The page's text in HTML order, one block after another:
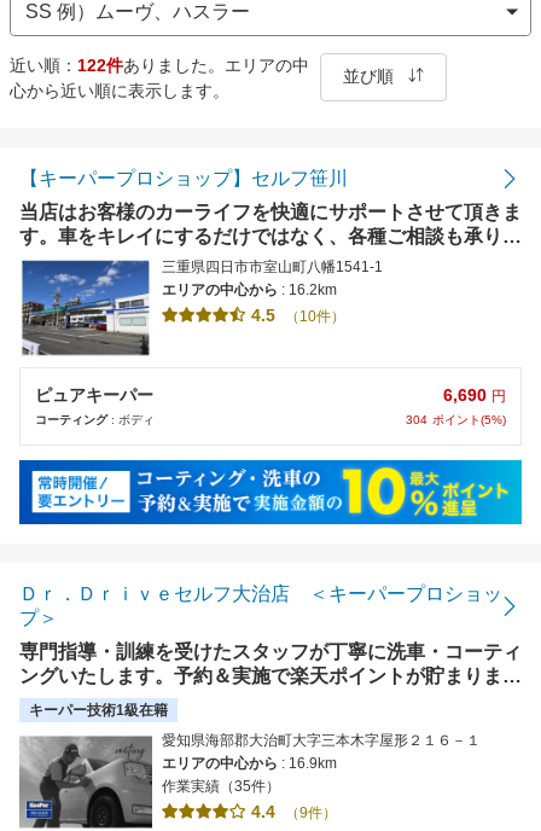
近い順： 122件ありました。エリアの中
心から近い順に表示します。
並び順
金額の安い順
評価の高い順
【キーパープロショップ】セルフ笹川
当店はお客様のカーライフを快適にサポートさせて頂きま
す。車をキレイにするだけではなく、各種ご相談も承りま
す。【使えます】各種クレジットカード使用可能。
三重県四日市市室山町八幡1541-1
エリアの中心から : 16.2km
4.5 （10件）
ピュアキーパー
コーティング: ボディ
6,690 円
304 ポイント(5%)
Ｄｒ．Ｄｒｉｖｅセルフ大治店 ＜キーパープロショッ
プ＞
専門指導・訓練を受けたスタッフが丁寧に洗車・コーティ
ングいたします。予約＆実施で楽天ポイントが貯まりま
す。事前予約で待ち時間なし。【使えます】クレジットカ
ード
キーパー技術1級在籍
愛知県海部郡大治町大字三本木字屋形２１６－１
エリアの中心から : 16.9km
作業実績（35件）
4.4 （9件）